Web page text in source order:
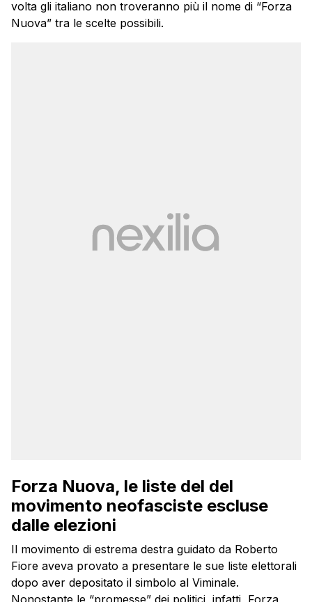
volta gli italiano non troveranno più il nome di “Forza
Nuova” tra le scelte possibili.
Forza Nuova, le liste del del
movimento neofasciste escluse
dalle elezioni
Il movimento di estrema destra guidato da Roberto
Fiore aveva provato a presentare le sue liste elettorali
dopo aver depositato il simbolo al Viminale.